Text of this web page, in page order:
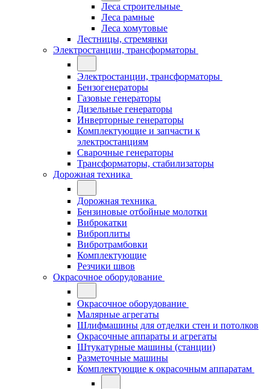
Леса строительные
Леса рамные
Леса хомутовые
Лестницы, стремянки
Электростанции, трансформаторы
Электростанции, трансформаторы
Бензогенераторы
Газовые генераторы
Дизельные генераторы
Инверторные генераторы
Комплектующие и запчасти к
электростанциям
Сварочные генераторы
Трансформаторы, стабилизаторы
Дорожная техника
Дорожная техника
Бензиновые отбойные молотки
Виброкатки
Виброплиты
Вибротрамбовки
Комплектующие
Резчики швов
Окрасочное оборудование
Окрасочное оборудование
Малярные агрегаты
Шлифмашины для отделки стен и потолков
Окрасочные аппараты и агрегаты
Штукатурные машины (станции)
Разметочные машины
Комплектующие к окрасочным аппаратам